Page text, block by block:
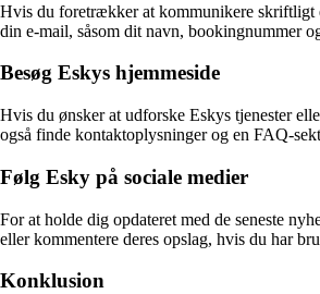
Hvis du foretrækker at kommunikere skriftligt
din e-mail, såsom dit navn, bookingnummer
Besøg Eskys hjemmeside
Hvis du ønsker at udforske Eskys tjenester
også finde kontaktoplysninger og en FAQ-
Følg Esky på sociale medier
For at holde dig opdateret med de seneste
eller kommentere deres opslag, hvis du har
Konklusion